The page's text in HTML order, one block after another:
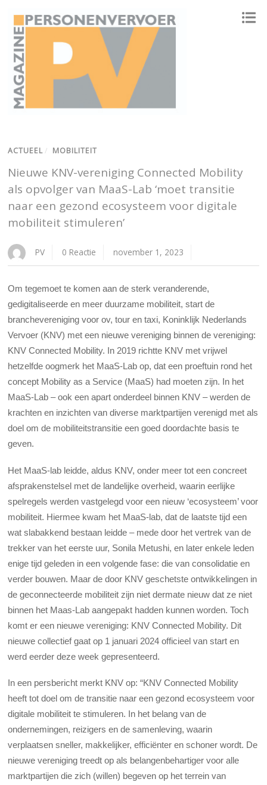
ACTUEEL / MOBILITEIT
Nieuwe KNV-vereniging Connected Mobility
als opvolger van MaaS-Lab ‘moet transitie
naar een gezond ecosysteem voor digitale
mobiliteit stimuleren’
PV 0 Reactie november 1, 2023
Om tegemoet te komen aan de sterk veranderende,
gedigitaliseerde en meer duurzame mobiliteit, start de
branchevereniging voor ov, tour en taxi, Koninklijk Nederlands
Vervoer (KNV) met een nieuwe vereniging binnen de vereniging:
KNV Connected Mobility. In 2019 richtte KNV met vrijwel
hetzelfde oogmerk het MaaS-Lab op, dat een proeftuin rond het
concept Mobility as a Service (MaaS) had moeten zijn. In het
MaaS-Lab – ook een apart onderdeel binnen KNV – werden de
krachten en inzichten van diverse marktpartijen verenigd met als
doel om de mobiliteitstransitie een goed doordachte basis te
geven.
Het MaaS-lab leidde, aldus KNV, onder meer tot een concreet
afsprakenstelsel met de landelijke overheid, waarin eerlijke
spelregels werden vastgelegd voor een nieuw ‘ecosysteem’ voor
mobiliteit. Hiermee kwam het MaaS-lab, dat de laatste tijd een
wat slabakkend bestaan leidde – mede door het vertrek van de
trekker van het eerste uur, Sonila Metushi, en later enkele leden
enige tijd geleden in een volgende fase: die van consolidatie en
verder bouwen. Maar de door KNV geschetste ontwikkelingen in
de geconnecteerde mobiliteit zijn niet dermate nieuw dat ze niet
binnen het Maas-Lab aangepakt hadden kunnen worden. Toch
komt er een nieuwe vereniging: KNV Connected Mobility. Dit
nieuwe collectief gaat op 1 januari 2024 officieel van start en
werd eerder deze week gepresenteerd.
In een persbericht merkt KNV op: “KNV Connected Mobility
heeft tot doel om de transitie naar een gezond ecosysteem voor
digitale mobiliteit te stimuleren. In het belang van de
ondernemingen, reizigers en de samenleving, waarin
verplaatsen sneller, makkelijker, efficiënter en schoner wordt. De
nieuwe vereniging treedt op als belangenbehartiger voor alle
marktpartijen die zich (willen) begeven op het terrein van